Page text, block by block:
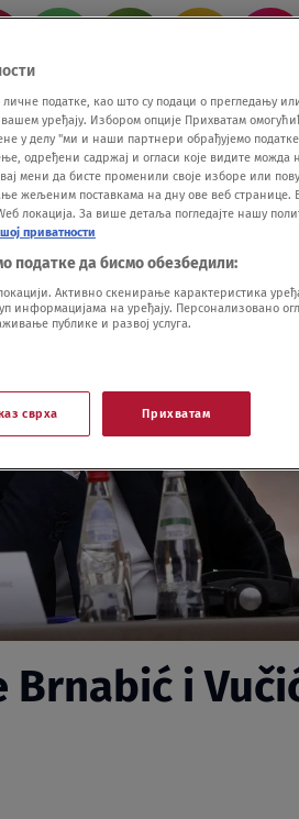
i
личне податке, као што су подаци о прегледању
уређају. Избором опције Прихватам
у делу "ми и наши партнери обрађујемо
одређени садржај и огласи које видите можда
мени да бисте променили своје изборе или
жељеним поставкама на дну ове веб
локација. За више детаља погледајте нашу
приватности
податке да бисмо обезбедили:
Активно скенирање карактеристика
информацијама на уређају. Персонализовано
публике и развој услуга.
сврха Прихватам